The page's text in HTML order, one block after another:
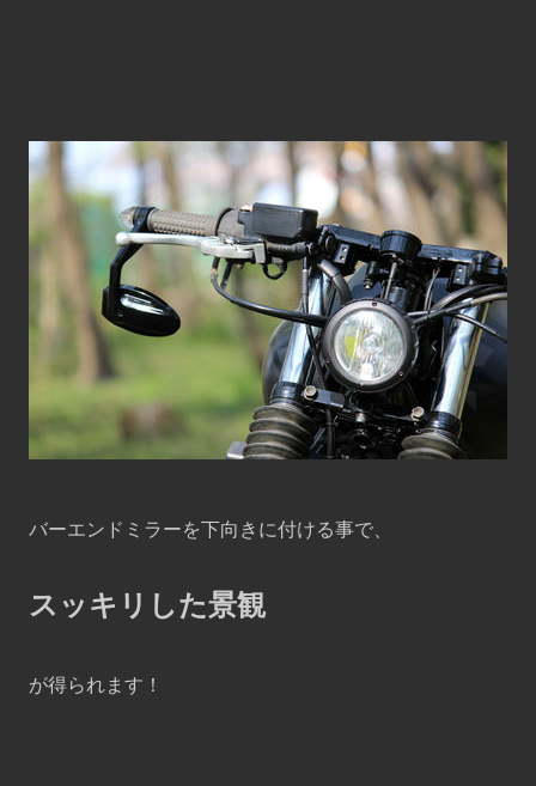
バーエンドミラーを下向きに付ける事で、
スッキリした景観
が得られます！